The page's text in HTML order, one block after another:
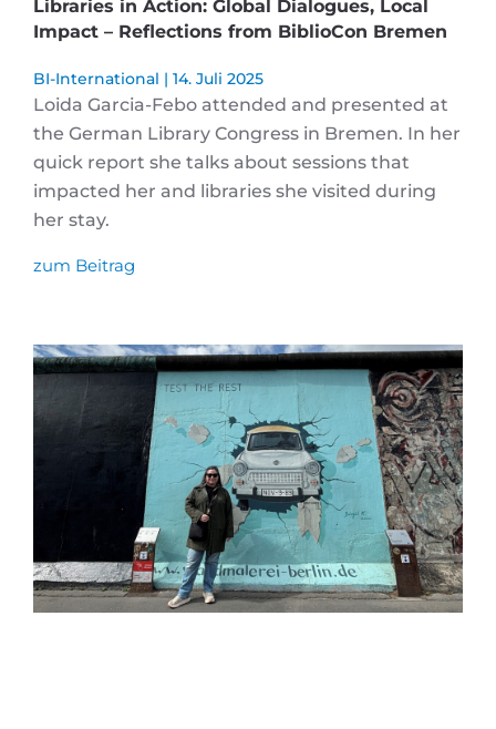
Libraries in Action: Global Dialogues, Local
Impact – Reflections from BiblioCon Bremen
BI-International 14. Juli 2025
Loida Garcia-Febo attended and presented at
the German Library Congress in Bremen. In her
quick report she talks about sessions that
impacted her and libraries she visited during
her stay.
zum Beitrag